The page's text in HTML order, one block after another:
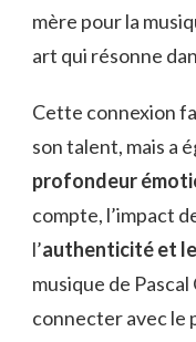
mère pour la
art qui résonne
Cette connexion
son talent, mais a
profondeur
compte, l’impact
l’authenticité et
musique de
connecter avec le